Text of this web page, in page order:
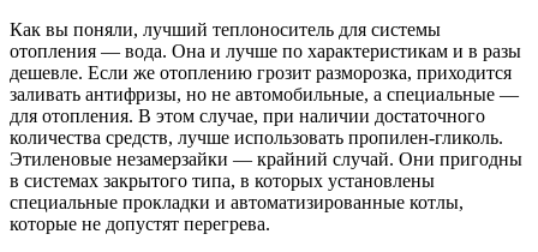
Как вы поняли, лучший теплоноситель для системы
отопления — вода. Она и лучше по характеристикам и в разы
дешевле. Если же отоплению грозит разморозка, приходится
заливать антифризы, но не автомобильные, а специальные —
для отопления. В этом случае, при наличии достаточного
количества средств, лучше использовать пропилен-гликоль.
Этиленовые незамерзайки — крайний случай. Они пригодны
в системах закрытого типа, в которых установлены
специальные прокладки и автоматизированные котлы,
которые не допустят перегрева.